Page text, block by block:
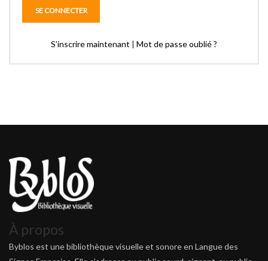
S’inscrire maintenant | Mot de passe oublié ?
À propos
Byblos est une bibliothèque visuelle et sonore en Langue des